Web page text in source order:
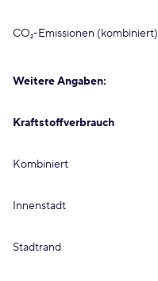
CO₂-Emissionen (kombiniert)
Weitere Angaben:
Kraftstoffverbrauch
Kombiniert
Innenstadt
Stadtrand